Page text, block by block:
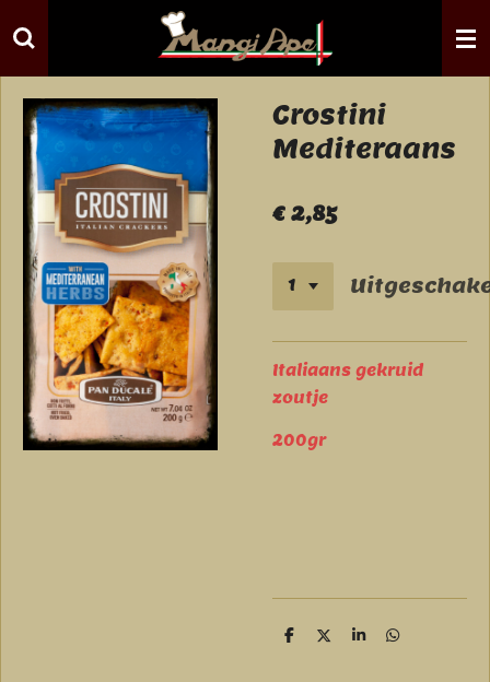
direct
naar
hoofdinhoud
Crostini
Mediteraans
€ 2,85
Italiaans gekruid
zoutje
200gr
D
D
S
D